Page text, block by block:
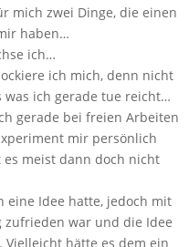
mich zwei Dinge, die einen
haben…
ich…
ich mich, denn nicht
was ich gerade tue reicht…
gerade bei freien Arbeiten
mir persönlich
meist dann doch nicht
eine Idee hatte, jedoch mit
zufrieden war und die Idee
hätte es dem ein